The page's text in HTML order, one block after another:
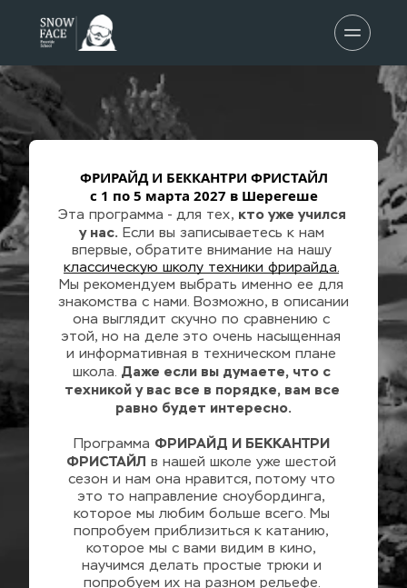
ФРИРАЙД И БЕККАНТРИ ФРИСТАЙЛ
c 1 по 5 марта 2027 в Шерегеше
Эта программа - для тех, кто уже учился
у нас. Если вы записываетесь к нам
впервые, обратите внимание на нашу
классическую школу техники фрирайда.
Мы рекомендуем выбрать именно ее для
знакомства с нами. Возможно, в описании
она выглядит скучно по сравнению с
этой, но на деле это очень насыщенная
и информативная в техническом плане
школа. Даже если вы думаете, что с
техникой у вас все в порядке, вам все
равно будет интересно.
Программа ФРИРАЙД И БЕККАНТРИ
ФРИСТАЙЛ в нашей школе уже шестой
сезон и нам она нравится, потому что
это то направление сноубординга,
которое мы любим больше всего. Мы
попробуем приблизиться к катанию,
которое мы с вами видим в кино,
научимся делать простые трюки и
попробуем их на разном рельефе.